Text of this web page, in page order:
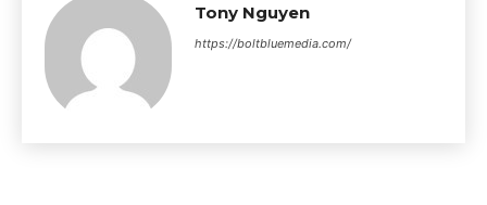
Tony Nguyen
https://boltbluemedia.com/